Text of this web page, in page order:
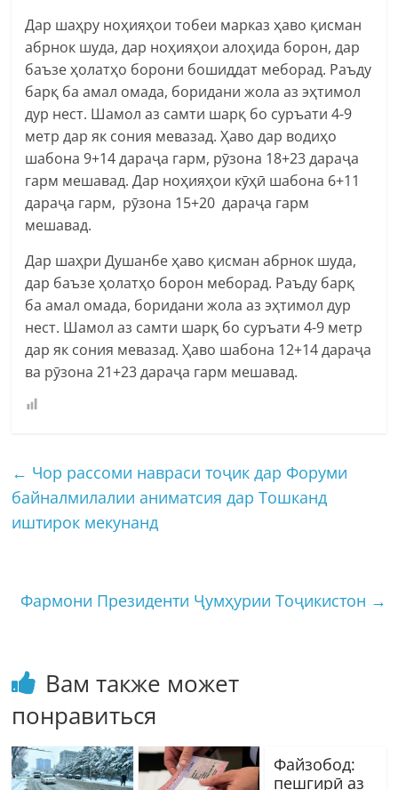
Дар шаҳру ноҳияҳои тобеи марказ ҳаво қисман
абрнок шуда, дар ноҳияҳои алоҳида борон, дар
баъзе ҳолатҳо борони бошиддат меборад. Раъду
барқ ба амал омада, боридани жола аз эҳтимол
дур нест. Шамол аз самти шарқ бо суръати 4-9
метр дар як сония мевазад. Ҳаво дар водиҳо
шабона 9+14 дараҷа гарм, рӯзона 18+23 дараҷа
гарм мешавад. Дар ноҳияҳои кӯҳӣ шабона 6+11
дараҷа гарм, рӯзона 15+20 дараҷа гарм
мешавад.
Дар шаҳри Душанбе ҳаво қисман абрнок шуда,
дар баъзе ҳолатҳо борон меборад. Раъду барқ
ба амал омада, боридани жола аз эҳтимол дур
нест. Шамол аз самти шарқ бо суръати 4-9 метр
дар як сония мевазад. Ҳаво шабона 12+14 дараҷа
ва рӯзона 21+23 дараҷа гарм мешавад.
← Чор рассоми навраси тоҷик дар Форуми
байналмилалии аниматсия дар Тошканд
иштирок мекунанд
Фармони Президенти Ҷумҳурии Тоҷикистон →
Вам также может
понравиться
Файзобод:
пешгирӣ аз